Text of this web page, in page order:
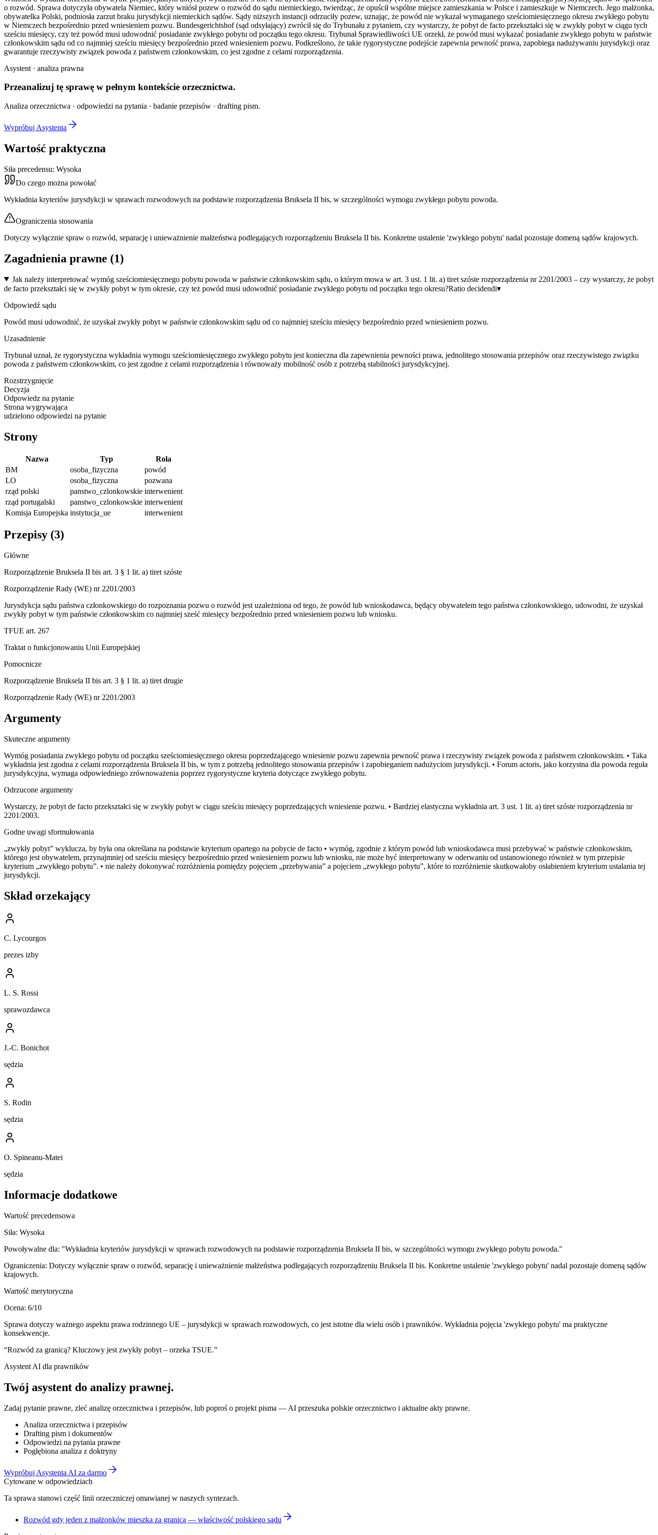
o rozwód. Sprawa dotyczyła obywatela Niemiec, który wniósł pozew o rozwód do sądu niemieckiego, twierdząc, że opuścił wspólne miejsce zamieszkania w Polsce i zamieszkuje w Niemczech. Jego małżonka,
obywatelka Polski, podniosła zarzut braku jurysdykcji niemieckich sądów. Sądy niższych instancji odrzuciły pozew, uznając, że powód nie wykazał wymaganego sześciomiesięcznego okresu zwykłego pobytu
w Niemczech bezpośrednio przed wniesieniem pozwu. Bundesgerichtshof (sąd odsyłający) zwrócił się do Trybunału z pytaniem, czy wystarczy, że pobyt de facto przekształci się w zwykły pobyt w ciągu tych
sześciu miesięcy, czy też powód musi udowodnić posiadanie zwykłego pobytu od początku tego okresu. Trybunał Sprawiedliwości UE orzekł, że powód musi wykazać posiadanie zwykłego pobytu w państwie
członkowskim sądu od co najmniej sześciu miesięcy bezpośrednio przed wniesieniem pozwu. Podkreślono, że takie rygorystyczne podejście zapewnia pewność prawa, zapobiega nadużywaniu jurysdykcji oraz
gwarantuje rzeczywisty związek powoda z państwem członkowskim, co jest zgodne z celami rozporządzenia.
Asystent · analiza prawna
Przeanalizuj tę sprawę w pełnym kontekście orzecznictwa.
Analiza orzecznictwa · odpowiedzi na pytania · badanie przepisów · drafting pism.
Wypróbuj Asystenta
Wartość praktyczna
Siła precedensu: Wysoka
Do czego można powołać
Wykładnia kryteriów jurysdykcji w sprawach rozwodowych na podstawie rozporządzenia Bruksela II bis, w szczególności wymogu zwykłego pobytu powoda.
Ograniczenia stosowania
Dotyczy wyłącznie spraw o rozwód, separację i unieważnienie małżeństwa podlegających rozporządzeniu Bruksela II bis. Konkretne ustalenie 'zwykłego pobytu' nadal pozostaje domeną sądów krajowych.
Zagadnienia prawne (1)
Jak należy interpretować wymóg sześciomiesięcznego pobytu powoda w państwie członkowskim sądu, o którym mowa w art. 3 ust. 1 lit. a) tiret szóste rozporządzenia nr 2201/2003 – czy wystarczy, że pobyt
de facto przekształci się w zwykły pobyt w tym okresie, czy też powód musi udowodnić posiadanie zwykłego pobytu od początku tego okresu?Ratio decidendi▾
Odpowiedź sądu
Powód musi udowodnić, że uzyskał zwykły pobyt w państwie członkowskim sądu od co najmniej sześciu miesięcy bezpośrednio przed wniesieniem pozwu.
Uzasadnienie
Trybunał uznał, że rygorystyczna wykładnia wymogu sześciomiesięcznego zwykłego pobytu jest konieczna dla zapewnienia pewności prawa, jednolitego stosowania przepisów oraz rzeczywistego związku
powoda z państwem członkowskim, co jest zgodne z celami rozporządzenia i równoważy mobilność osób z potrzebą stabilności jurysdykcyjnej.
Rozstrzygnięcie
Decyzja
Odpowiedz na pytanie
Strona wygrywająca
udzielono odpowiedzi na pytanie
Strony
Nazwa Typ
Rola
BM
osoba_fizyczna
powód
LO
osoba_fizyczna
pozwana
rząd polski
panstwo_czlonkowskie interwenient
rząd portugalski
panstwo_czlonkowskie interwenient
Komisja Europejska instytucja_ue interwenient
Przepisy (3)
Główne
Rozporządzenie Bruksela II bis art. 3 § 1 lit. a) tiret szóste
Rozporządzenie Rady (WE) nr 2201/2003
Jurysdykcja sądu państwa członkowskiego do rozpoznania pozwu o rozwód jest uzależniona od tego, że powód lub wnioskodawca, będący obywatelem tego państwa członkowskiego, udowodni, że uzyskał
zwykły pobyt w tym państwie członkowskim co najmniej sześć miesięcy bezpośrednio przed wniesieniem pozwu lub wniosku.
TFUE art. 267
Traktat o funkcjonowaniu Unii Europejskiej
Pomocnicze
Rozporządzenie Bruksela II bis art. 3 § 1 lit. a) tiret drugie
Rozporządzenie Rady (WE) nr 2201/2003
Argumenty
Skuteczne argumenty
Wymóg posiadania zwykłego pobytu od początku sześciomiesięcznego okresu poprzedzającego wniesienie pozwu zapewnia pewność prawa i rzeczywisty związek powoda z państwem członkowskim. • Taka
wykładnia jest zgodna z celami rozporządzenia Bruksela II bis, w tym z potrzebą jednolitego stosowania przepisów i zapobieganiem nadużyciom jurysdykcji. • Forum actoris, jako korzystna dla powoda reguła
jurysdykcyjna, wymaga odpowiedniego zrównoważenia poprzez rygorystyczne kryteria dotyczące zwykłego pobytu.
Odrzucone argumenty
Wystarczy, że pobyt de facto przekształci się w zwykły pobyt w ciągu sześciu miesięcy poprzedzających wniesienie pozwu. • Bardziej elastyczna wykładnia art. 3 ust. 1 lit. a) tiret szóste rozporządzenia nr
2201/2003.
Godne uwagi sformułowania
„zwykły pobyt” wyklucza, by była ona określana na podstawie kryterium opartego na pobycie de facto • wymóg, zgodnie z którym powód lub wnioskodawca musi przebywać w państwie członkowskim,
którego jest obywatelem, przynajmniej od sześciu miesięcy bezpośrednio przed wniesieniem pozwu lub wniosku, nie może być interpretowany w oderwaniu od ustanowionego również w tym przepisie
kryterium „zwykłego pobytu”. • nie należy dokonywać rozróżnienia pomiędzy pojęciem „przebywania” a pojęciem „zwykłego pobytu”, które to rozróżnienie skutkowałoby osłabieniem kryterium ustalania tej
jurysdykcji.
Skład orzekający
C. Lycourgos
prezes izby
L. S. Rossi
sprawozdawca
J.-C. Bonichot
sędzia
S. Rodin
sędzia
O. Spineanu-Matei
sędzia
Informacje dodatkowe
Wartość precedensowa
Siła: Wysoka
Powoływalne dla: "Wykładnia kryteriów jurysdykcji w sprawach rozwodowych na podstawie rozporządzenia Bruksela II bis, w szczególności wymogu zwykłego pobytu powoda."
Ograniczenia: Dotyczy wyłącznie spraw o rozwód, separację i unieważnienie małżeństwa podlegających rozporządzeniu Bruksela II bis. Konkretne ustalenie 'zwykłego pobytu' nadal pozostaje domeną sądów
krajowych.
Wartość merytoryczna
Ocena: 6/10
Sprawa dotyczy ważnego aspektu prawa rodzinnego UE – jurysdykcji w sprawach rozwodowych, co jest istotne dla wielu osób i prawników. Wykładnia pojęcia 'zwykłego pobytu' ma praktyczne
konsekwencje.
“Rozwód za granicą? Kluczowy jest zwykły pobyt – orzeka TSUE.”
Asystent AI dla prawników
Twój asystent do analizy prawnej.
Zadaj pytanie prawne, zleć analizę orzecznictwa i przepisów, lub poproś o projekt pisma — AI przeszuka polskie orzecznictwo i aktualne akty prawne.
Analiza orzecznictwa i przepisów
Drafting pism i dokumentów
Odpowiedzi na pytania prawne
Pogłębiona analiza z doktryny
Wypróbuj Asystenta AI za darmo
Cytowane w odpowiedziach
Ta sprawa stanowi część linii orzeczniczej omawianej w naszych syntezach.
Rozwód gdy jeden z małżonków mieszka za granicą — właściwość polskiego sądu